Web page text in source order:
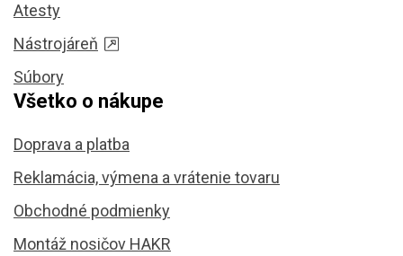
Atesty
Nástrojáreň
Súbory
Všetko o nákupe
Doprava a platba
Reklamácia, výmena a vrátenie tovaru
Obchodné podmienky
Montáž nosičov HAKR